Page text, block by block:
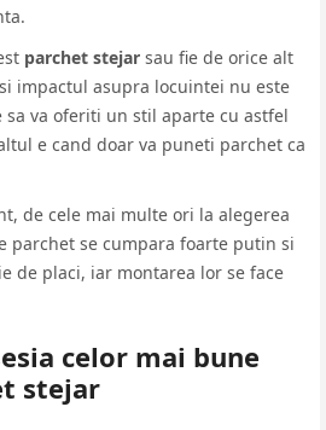
parchet stejar sau fie de orice alt
impactul asupra locuintei nu este
sa va oferiti un stil aparte cu astfel
e cand doar va puneti parchet ca
de cele mai multe ori la alegerea
parchet se cumpara foarte putin si
de placi, iar montarea lor se face
celor mai bune
stejar